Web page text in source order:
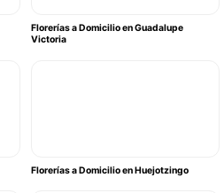
Florerías a Domicilio en Guadalupe
Victoria
Florerías a Domicilio en Huejotzingo